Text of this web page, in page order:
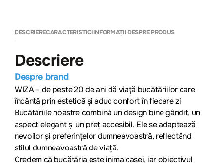
DESCRIERECARACTERISTICIINFORMAȚII DESPRE PRODUS
Descriere
Despre brand
WIZA – de peste 20 de ani dă viață bucătăriilor care
încântă prin estetică și aduc confort în fiecare zi.
Bucătăriile noastre combină un design bine gândit, un
aspect elegant și un preț accesibil. Ele se adaptează
nevoilor și preferințelor dumneavoastră, reflectând
stilul dumneavoastră de viață.
Credem că bucătăria este inima casei, iar obiectivul